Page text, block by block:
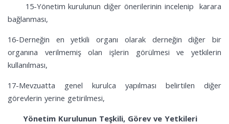
15-Yönetim kurulunun diğer önerilerinin incelenip karara
bağlanması,
16-Derneğin en yetkili organı olarak
derneğin diğer bir
organına verilmemiş olan işlerin görülmesi ve yetkilerin
kullanılması,
17-Mevzuatta genel kurulca yapılması belirtilen diğer
görevlerin yerine getirilmesi,
Yönetim Kurulunun Teşkili, Görev ve Yetkileri